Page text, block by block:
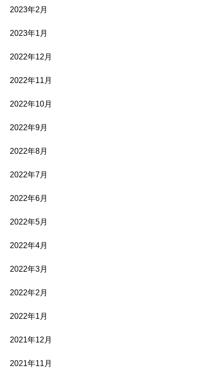
2023年2月
2023年1月
2022年12月
2022年11月
2022年10月
2022年9月
2022年8月
2022年7月
2022年6月
2022年5月
2022年4月
2022年3月
2022年2月
2022年1月
2021年12月
2021年11月